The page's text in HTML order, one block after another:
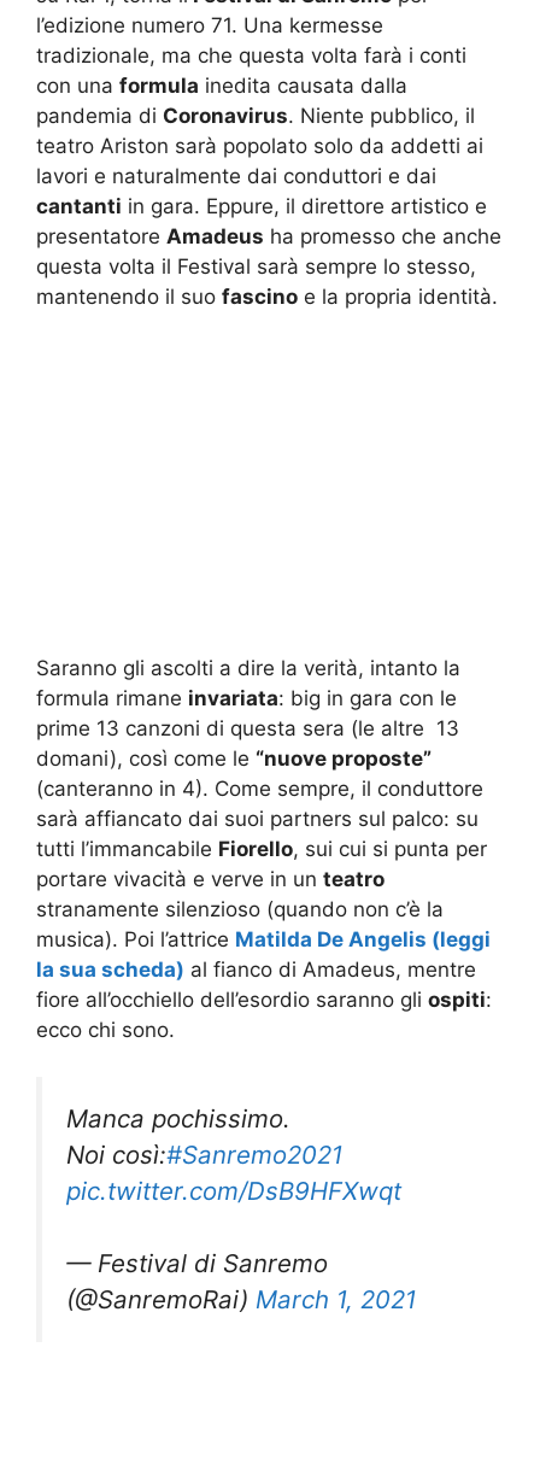
l’edizione numero 71. Una kermesse
tradizionale, ma che questa volta farà i conti
con una formula inedita causata dalla
pandemia di Coronavirus. Niente pubblico, il
teatro Ariston sarà popolato solo da addetti ai
lavori e naturalmente dai conduttori e dai
cantanti in gara. Eppure, il direttore artistico e
presentatore Amadeus ha promesso che anche
questa volta il Festival sarà sempre lo stesso,
mantenendo il suo fascino e la propria identità.
Saranno gli ascolti a dire la verità, intanto la
formula rimane invariata: big in gara con le
prime 13 canzoni di questa sera (le altre 13
domani), così come le “nuove proposte”
(canteranno in 4). Come sempre, il conduttore
sarà affiancato dai suoi partners sul palco: su
tutti l’immancabile Fiorello, sui cui si punta per
portare vivacità e verve in un teatro
stranamente silenzioso (quando non c’è la
musica). Poi l’attrice Matilda De Angelis (leggi
la sua scheda) al fianco di Amadeus, mentre
fiore all’occhiello dell’esordio saranno gli ospiti:
ecco chi sono.
Manca pochissimo.
Noi così:#Sanremo2021
pic.twitter.com/DsB9HFXwqt
— Festival di Sanremo
(@SanremoRai) March 1, 2021